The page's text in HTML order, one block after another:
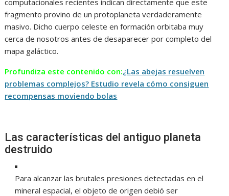
fragmento provino de un protoplaneta verdaderamente
masivo. Dicho cuerpo celeste en formación orbitaba muy
cerca de nosotros antes de desaparecer por completo del
mapa galáctico.
Profundiza este contenido con:¿Las abejas resuelven
problemas complejos? Estudio revela cómo consiguen
recompensas moviendo bolas
Las características del antiguo planeta
destruido
Para alcanzar las brutales presiones detectadas en el
mineral espacial, el objeto de origen debió ser